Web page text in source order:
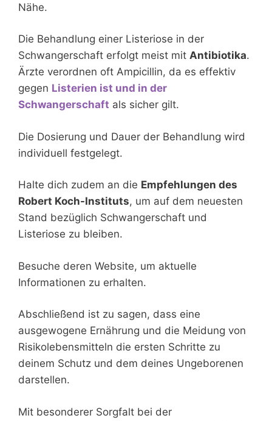
Nähe.
Die Behandlung einer Listeriose in der
Schwangerschaft erfolgt meist mit Antibiotika.
Ärzte verordnen oft Ampicillin, da es effektiv
gegen Listerien ist und in der
Schwangerschaft als sicher gilt.
Die Dosierung und Dauer der Behandlung wird
individuell festgelegt.
Halte dich zudem an die Empfehlungen des
Robert Koch-Instituts, um auf dem neuesten
Stand bezüglich Schwangerschaft und
Listeriose zu bleiben.
Besuche deren Website, um aktuelle
Informationen zu erhalten.
Abschließend ist zu sagen, dass eine
ausgewogene Ernährung und die Meidung von
Risikolebensmitteln die ersten Schritte zu
deinem Schutz und dem deines Ungeborenen
darstellen.
Mit besonderer Sorgfalt bei der